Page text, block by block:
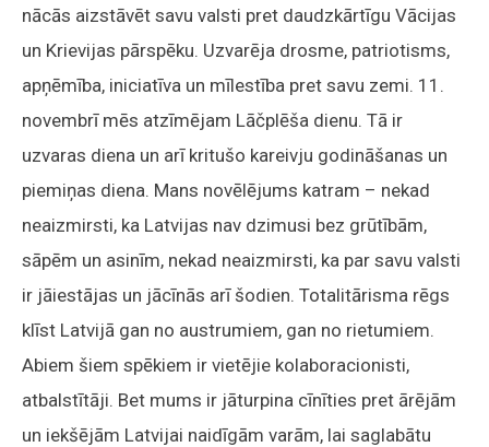
nācās aizstāvēt savu valsti pret daudzkārtīgu Vācijas
un Krievijas pārspēku. Uzvarēja drosme, patriotisms,
apņēmība, iniciatīva un mīlestība pret savu zemi. 11.
novembrī mēs atzīmējam Lāčplēša dienu. Tā ir
uzvaras diena un arī kritušo kareivju godināšanas un
piemiņas diena. Mans novēlējums katram – nekad
neaizmirsti, ka Latvijas nav dzimusi bez grūtībām,
sāpēm un asinīm, nekad neaizmirsti, ka par savu valsti
ir jāiestājas un jācīnās arī šodien. Totalitārisma rēgs
klīst Latvijā gan no austrumiem, gan no rietumiem.
Abiem šiem spēkiem ir vietējie kolaboracionisti,
atbalstītāji. Bet mums ir jāturpina cīnīties pret ārējām
un iekšējām Latvijai naidīgām varām, lai saglabātu